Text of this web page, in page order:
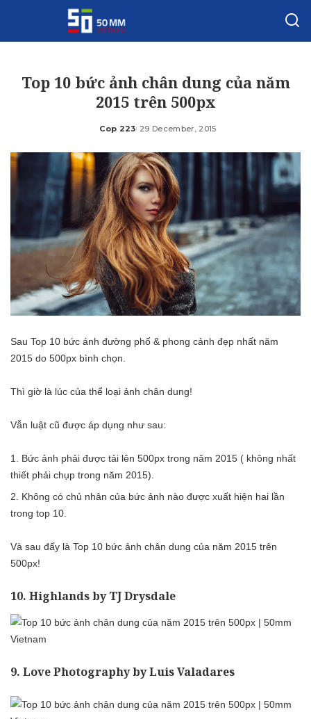
Top 10 bức ảnh chân dung của năm
2015 trên 500px
Posted
Cop 223 29 December, 2015
Sau Top 10 bức ánh đường phố & phong cảnh đẹp nhất năm
2015 do 500px bình chọn.
Thì giờ là lúc của thể loại ảnh chân dung!
Vẫn luật cũ được áp dụng như sau:
Bức ảnh phải được tải lên 500px trong năm 2015 ( không nhất
thiết phải chụp trong năm 2015).
Không có chủ nhân của bức ảnh nào được xuất hiện hai lần
trong top 10.
Và sau đấy là Top 10 bức ảnh chân dung của năm 2015 trên
500px!
10. Highlands by TJ Drysdale
9. Love Photography by Luis Valadares